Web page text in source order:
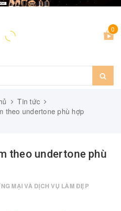
0
Tin tức
theo undertone phù hợp
theo undertone phù
MẠI VÀ DỊCH VỤ LÀM ĐẸP